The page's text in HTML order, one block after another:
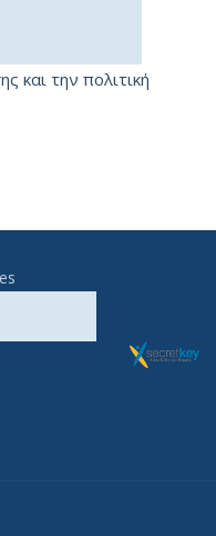
και την πολιτική